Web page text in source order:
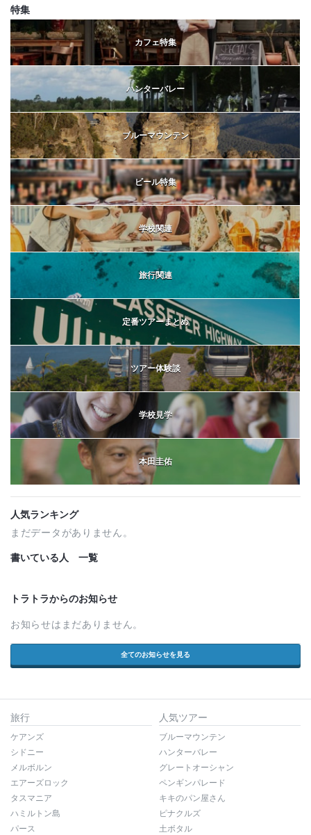
特集
カフェ特集
ハンターバレー
ブルーマウンテン
ビール特集
学校関連
旅行関連
定番ツアーまとめ
ツアー体験談
学校見学
本田圭佑
人気ランキング
まだデータがありません。
書いている人 一覧
トラトラからのお知らせ
お知らせはまだありません。
全てのお知らせを見る
旅行
ケアンズ
シドニー
メルボルン
エアーズロック
タスマニア
ハミルトン島
パース
人気ツアー
ブルーマウンテン
ハンターバレー
グレートオーシャン
ペンギンパレード
キキのパン屋さん
ピナクルズ
土ボタル